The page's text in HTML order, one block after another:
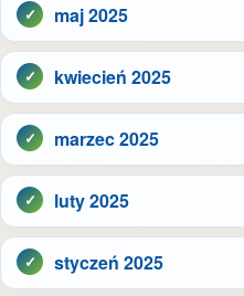
maj 2025
kwiecień 2025
marzec 2025
luty 2025
styczeń 2025